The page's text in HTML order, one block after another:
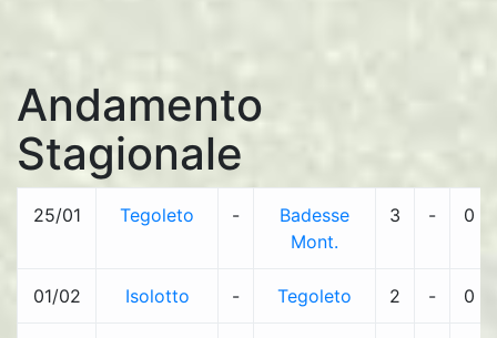
Andamento
Stagionale
25/01 Tegoleto -
Badesse
Mont.
3 - 0
01/02 Isolotto - Tegoleto 2 - 0